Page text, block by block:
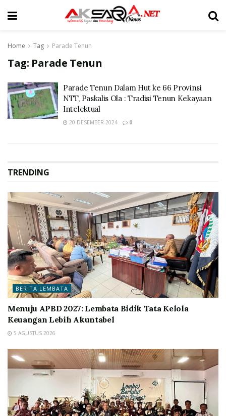
Home Tag Parade Tenun
Tag: Parade Tenun
Parade Tenun Dalam Hut ke 66 Provinsi
NTT, Paskalis Ola : Tradisi Tenun Kekayaan
Intelektual
20 DESEMBER 2024 0
TRENDING
BERITA LEMBATA
Menuju APBD 2027: Lembata Bidik Tata Kelola
Keuangan Lebih Akuntabel
5 AGUSTUS 2026